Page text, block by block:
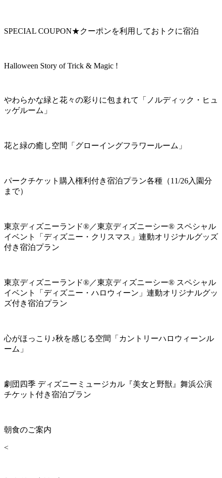
SPECIAL COUPON★クーポンを利用しておトクに宿泊
Halloween Story of Trick & Magic !
やわらかな緑と花々の彩りに包まれて「ノルディック・ヒュ
ッゲルーム」
花と緑の癒し空間「グローイングフラワールーム」
パークチケット購入権利付き宿泊プラン各種（11/26入園分
まで）
東京ディズニーランド®／東京ディズニーシー® スペシャル
イベント「ディズニー・クリスマス」連動オリジナルグッズ
付き宿泊プラン
東京ディズニーランド®／東京ディズニーシー® スペシャル
イベント「ディズニー・ハロウィーン」連動オリジナルグッ
ズ付き宿泊プラン
心がほっこり♪秋を感じる空間「カントリーハロウィーンル
ーム」
劇団四季 ディズニーミュージカル『美女と野獣』舞浜公演
チケット付き宿泊プラン
朝食のご案内
<